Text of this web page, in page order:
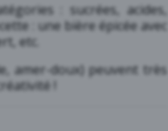
: sucrées, acides,
: une bière épicée avec
etc.
amer-doux) peuvent très
!